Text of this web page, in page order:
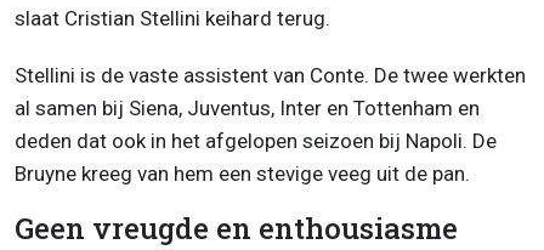
slaat Cristian Stellini keihard terug.
Stellini is de vaste assistent van Conte. De twee werkten
al samen bij Siena, Juventus, Inter en Tottenham en
deden dat ook in het afgelopen seizoen bij Napoli. De
Bruyne kreeg van hem een stevige veeg uit de pan.
Geen vreugde en enthousiasme